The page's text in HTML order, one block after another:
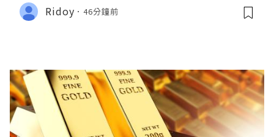
Ridoy 46分鐘前